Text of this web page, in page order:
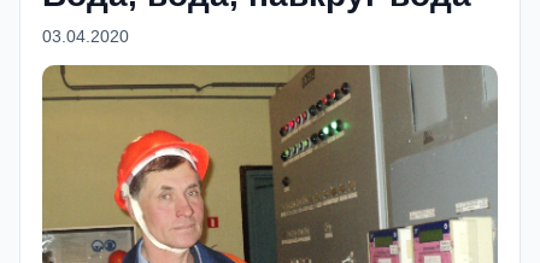
03.04.2020